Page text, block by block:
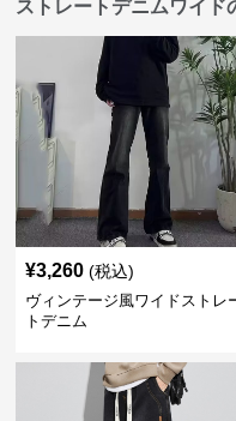
ストレートデニムワイド
¥3,260 (税込)
ヴィンテージ風ワイドストレ
トデニム